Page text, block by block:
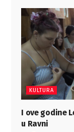
KULTURA
I ove godine
u Ravni